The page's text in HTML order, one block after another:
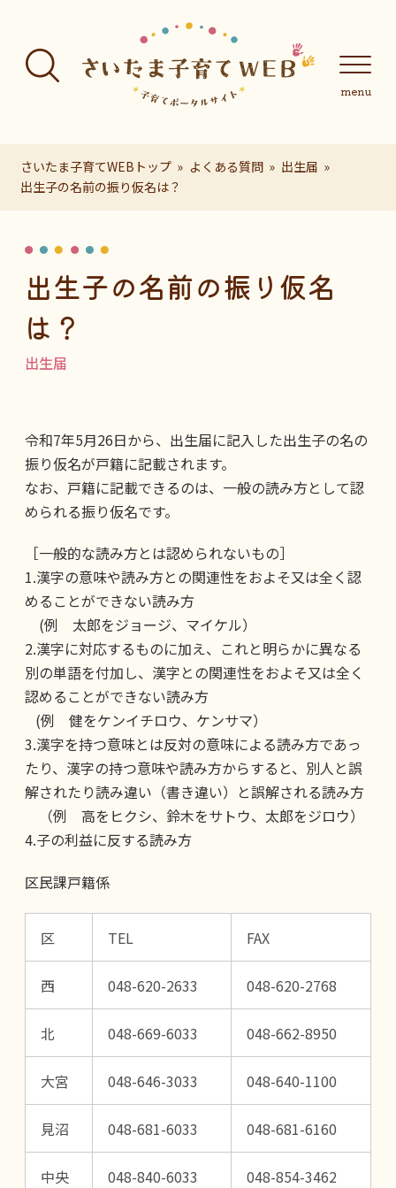
さいたま子育てWEBトップ よくある質問
出生届
出生子の名前の振り仮名は？
出生子の名前の振り仮名
は？
出生届
令和7年5月26日から、出生届に記入した出生子の名の
振り仮名が戸籍に記載されます。
なお、戸籍に記載できるのは、一般の読み方として認
められる振り仮名です。
［一般的な読み方とは認められないもの］
1.漢字の意味や読み方との関連性をおよそ又は全く認
めることができない読み方
(例 太郎をジョージ、マイケル）
2.漢字に対応するものに加え、これと明らかに異なる
別の単語を付加し、漢字との関連性をおよそ又は全く
認めることができない読み方
(例 健をケンイチロウ、ケンサマ）
3.漢字を持つ意味とは反対の意味による読み方であっ
たり、漢字の持つ意味や読み方からすると、別人と誤
解されたり読み違い（書き違い）と誤解される読み方
（例 高をヒクシ、鈴木をサトウ、太郎をジロウ）
4.子の利益に反する読み方
区民課戸籍係
区 TEL FAX
西 048-620-2633 048-620-2768
北 048-669-6033 048-662-8950
大宮 048-646-3033 048-640-1100
見沼 048-681-6033 048-681-6160
中央 048-840-6033 048-854-3462